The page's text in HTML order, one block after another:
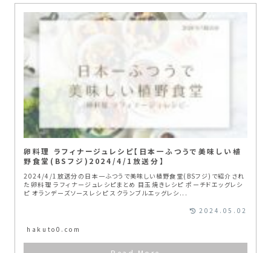
卵料理 ラフィナージュレシピ【日本一ふつうで美味しい植
野食堂(BSフジ)2024/4/1放送分】
2024/4/1放送分の日本一ふつうで美味しい植野食堂(BSフジ)で紹介され
た卵料理 ラフィナージュレシピまとめ 目玉焼きレシピ ポーチドエッグレシ
ピ オランデーズソースレシピ スクランブルエッグレシ...
hakuto0.com
2024.05.02